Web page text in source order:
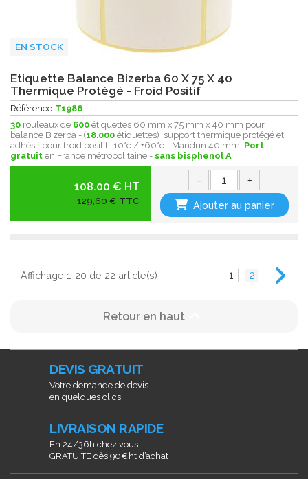
EN STOCK
Etiquette Balance Bizerba 60 X 75 X 40
Thermique Protégé - Froid Positif
Référence T1986
30 rouleaux de 600 étiquettes 60 mm x 75 mm x 40 mm pour
balance Bizerba - (18.000 étiquettes) support thermique protégé et
adhésif pour froid positif -10°c / +60°c - Mandrin 40 mm. Port
gratuit en France métropolitaine - sans bisphenol A
108.00 € HT
129,60 € TTC
- +
Ajouter au panier
Affichage 1-20 de 22 article(s) 1 2
Retour en haut
DEVIS GRATUIT
Votre demande de devis
en quelques clics...
LIVRAISON RAPIDE
En 24/36h chez vous
GRATUITE dès 90€ht d’achat